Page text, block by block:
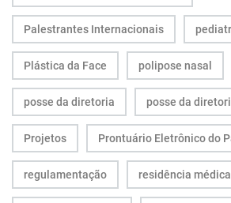
Palestrantes Internacionais
Plástica da Face polipose nasal
posse da diretoria posse da
Projetos Prontuário Eletrônico do
regulamentação residência médica